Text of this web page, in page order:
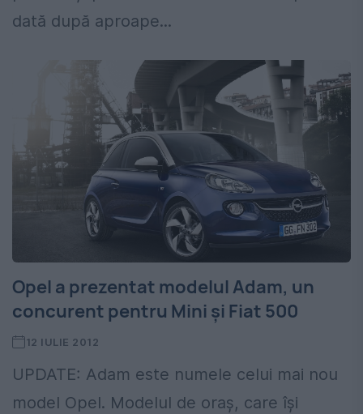
dată după aproape...
Opel a prezentat modelul Adam, un
concurent pentru Mini şi Fiat 500
12 IULIE 2012
UPDATE: Adam este numele celui mai nou
model Opel. Modelul de oraş, care îşi